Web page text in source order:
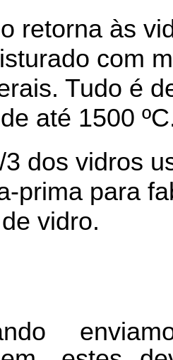
retorna às
com
Tudo é
até 1500
dos vidros
prima para
vidro.